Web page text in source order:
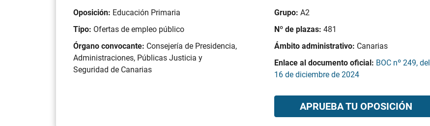
Oposición: Educación Primaria
Tipo: Ofertas de empleo público
Órgano convocante: Consejería de Presidencia,
Administraciones, Públicas Justicia y
Seguridad de Canarias
Grupo: A2
Nº de plazas: 481
Ámbito administrativo: Canarias
Enlace al documento oficial: BOC nº 249, del
16 de diciembre de 2024
APRUEBA TU OPOSICIÓN